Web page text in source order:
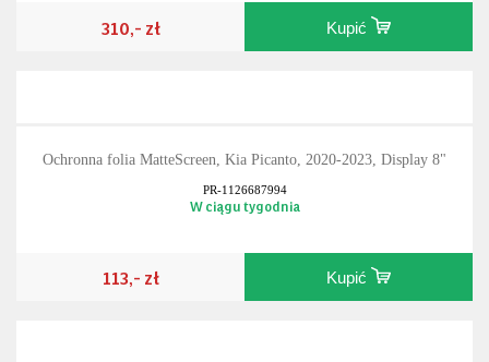
310,- zł Kupić
Ochronna folia MatteScreen, Kia Picanto, 2020-2023, Display 8"
PR-1126687994
W ciągu tygodnia
113,- zł Kupić